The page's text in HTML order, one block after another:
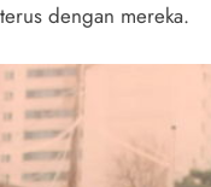
dengan mereka.